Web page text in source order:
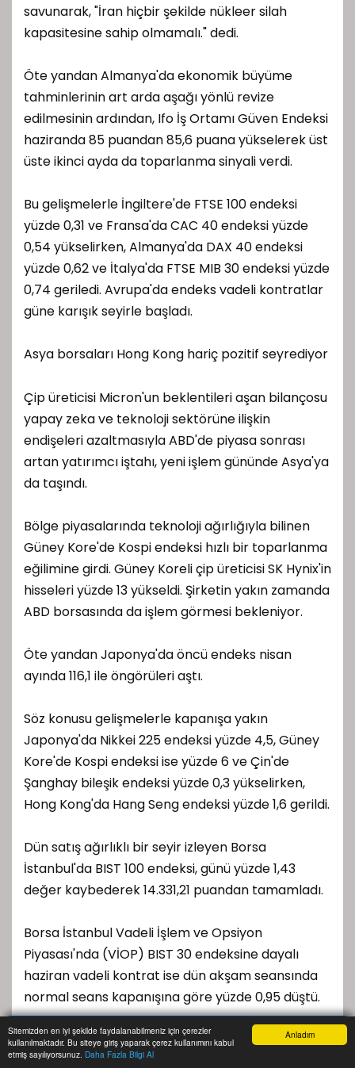
Anladım
Sitemizden en iyi şekilde faydalanabilmeniz için çerezler
kullanılmaktadır. Bu siteye giriş yaparak çerez kullanımını kabul
etmiş sayılıyorsunuz. Daha Fazla Bilgi Al
savunarak, "İran hiçbir şekilde nükleer silah
kapasitesine sahip olmamalı." dedi.
Öte yandan Almanya'da ekonomik büyüme
tahminlerinin art arda aşağı yönlü revize
edilmesinin ardından, Ifo İş Ortamı Güven Endeksi
haziranda 85 puandan 85,6 puana yükselerek üst
üste ikinci ayda da toparlanma sinyali verdi.
Bu gelişmelerle İngiltere'de FTSE 100 endeksi
yüzde 0,31 ve Fransa'da CAC 40 endeksi yüzde
0,54 yükselirken, Almanya'da DAX 40 endeksi
yüzde 0,62 ve İtalya'da FTSE MIB 30 endeksi yüzde
0,74 geriledi. Avrupa'da endeks vadeli kontratlar
güne karışık seyirle başladı.
Asya borsaları Hong Kong hariç pozitif seyrediyor
Çip üreticisi Micron'un beklentileri aşan bilançosu
yapay zeka ve teknoloji sektörüne ilişkin
endişeleri azaltmasıyla ABD'de piyasa sonrası
artan yatırımcı iştahı, yeni işlem gününde Asya'ya
da taşındı.
Bölge piyasalarında teknoloji ağırlığıyla bilinen
Güney Kore'de Kospi endeksi hızlı bir toparlanma
eğilimine girdi. Güney Koreli çip üreticisi SK Hynix'in
hisseleri yüzde 13 yükseldi. Şirketin yakın zamanda
ABD borsasında da işlem görmesi bekleniyor.
Öte yandan Japonya'da öncü endeks nisan
ayında 116,1 ile öngörüleri aştı.
Söz konusu gelişmelerle kapanışa yakın
Japonya'da Nikkei 225 endeksi yüzde 4,5, Güney
Kore'de Kospi endeksi ise yüzde 6 ve Çin'de
Şanghay bileşik endeksi yüzde 0,3 yükselirken,
Hong Kong'da Hang Seng endeksi yüzde 1,6 gerildi.
Dün satış ağırlıklı bir seyir izleyen Borsa
İstanbul'da BIST 100 endeksi, günü yüzde 1,43
değer kaybederek 14.331,21 puandan tamamladı.
Borsa İstanbul Vadeli İşlem ve Opsiyon
Piyasası'nda (VİOP) BIST 30 endeksine dayalı
haziran vadeli kontrat ise dün akşam seansında
normal seans kapanışına göre yüzde 0,95 düştü.
Dolar/TL dünü 46,4950'den tamamlarken, bugün
bankalararası piyasanın açılışında önceki
Anasayfa Yazarlar Haber Ara İhbar Hattı Menu